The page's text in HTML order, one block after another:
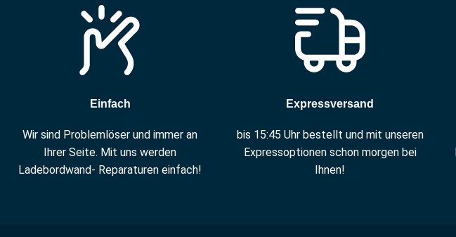
Einfach
Wir sind Problemlöser und immer an
Ihrer Seite. Mit uns werden
Ladebordwand- Reparaturen einfach!
Expressversand
bis 15:45 Uhr bestellt und mit unseren
Expressoptionen schon morgen bei
Ihnen!